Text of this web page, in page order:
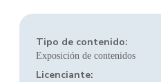
Tipo de contenido:
Exposición de contenidos
Licenciante: